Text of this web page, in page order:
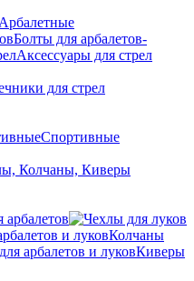
Арбалетные
Болты для арбалетов-
Аксессуары для стрел
Спортивные
Колчаны
Киверы